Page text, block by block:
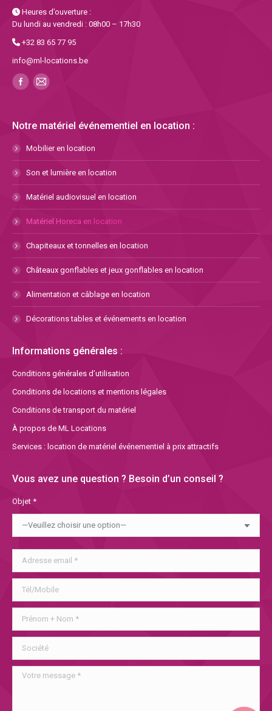
Heures d’ouverture :
Du lundi au vendredi : 08h00 – 17h30
+32 83 65 77 95
info@ml-locations.be
Notre matériel événementiel en location :
Mobilier en location
Son et lumière en location
Matériel audiovisuel en location
Matériel Horeca en location
Chapiteaux et tonnelles en location
Châteaux gonflables et jeux gonflables en location
Alimentation et câblage en location
Décorations tables et événements en location
Informations générales :
Conditions générales d’utilisation
Conditions de locations et mentions légales
Conditions de transport du matériel
À propos de ML Locations
Services : location de matériel événementiel à prix attractifs
Vous avez une question ? Besoin d’un conseil ?
Objet *